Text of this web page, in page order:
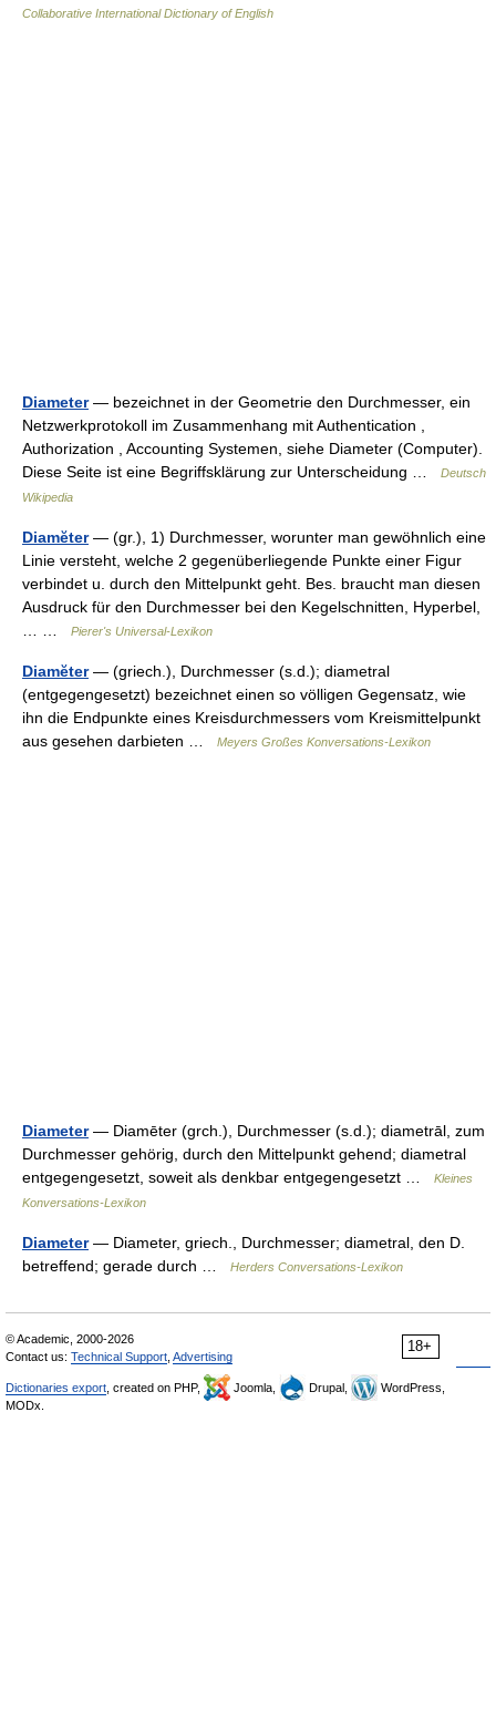
Collaborative International Dictionary of English
Diameter— bezeichnet in der Geometrie den Durchmesser, ein
Netzwerkprotokoll im Zusammenhang mit Authentication ,
Authorization , Accounting Systemen, siehe Diameter (Computer).
Diese Seite ist eine Begriffsklärung zur Unterscheidung …
Deutsch
Wikipedia
Diamĕter— (gr.), 1) Durchmesser, worunter man gewöhnlich eine
Linie versteht, welche 2 gegenüberliegende Punkte einer Figur
verbindet u. durch den Mittelpunkt geht. Bes. braucht man diesen
Ausdruck für den Durchmesser bei den Kegelschnitten, Hyperbel,
Pierer's Universal-Lexikon
Diamĕter— (griech.), Durchmesser (s.d.); diametral
(entgegengesetzt) bezeichnet einen so völligen Gegensatz, wie
ihn die Endpunkte eines Kreisdurchmessers vom Kreismittelpunkt
aus gesehen darbieten …
Meyers Großes Konversations-Lexikon
Diameter— Diamēter (grch.), Durchmesser (s.d.); diametrāl, zum
Durchmesser gehörig, durch den Mittelpunkt gehend; diametral
entgegengesetzt, soweit als denkbar entgegengesetzt …
Kleines
Konversations-Lexikon
Diameter— Diameter, griech., Durchmesser; diametral, den D.
betreffend; gerade durch …
Herders Conversations-Lexikon
18+
© Academic, 2000-2026
Contact us: Technical Support Advertising
Dictionaries export , created on PHP, Joomla, Drupal,
WordPress,
MODx.